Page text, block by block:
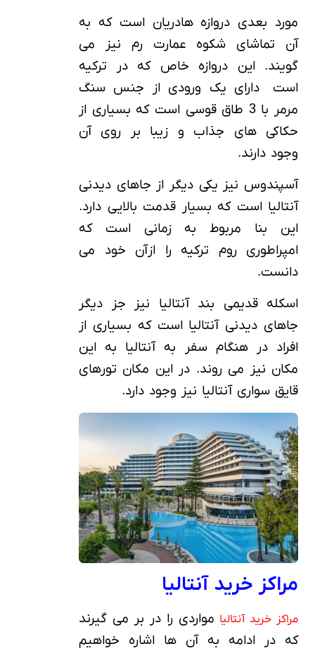
مورد بعدی دروازه هادریان است که به
آن تماشای شکوه عمارت رم نیز می
گویند. این دروازه خاص که در ترکیه
است دارای یک ورودی از جنس سنگ
مرمر با 3 طاق قوسی است که بسیاری از
حکاکی های جذاب و زیبا بر روی آن
وجود دارند.
آسپندوس نیز یکی دیگر از جاهای دیدنی
آنتالیا است که بسیار قدمت بالایی دارد.
این بنا مربوط به زمانی است که
امپراطوری روم ترکیه را ازآن خود می
دانست.
اسکله قدیمی بند آنتالیا نیز جز دیگر
جاهای دیدنی آنتالیا است که بسیاری از
افراد در هنگام سفر به آنتالیا به این
مکان نیز می روند. در این مکان تورهای
قایق سواری آنتالیا نیز وجود دارد.
مراکز خرید آنتالیا
مراکز خرید آنتالیا مواردی را در بر می گیرند
که در ادامه به آن ها اشاره خواهیم